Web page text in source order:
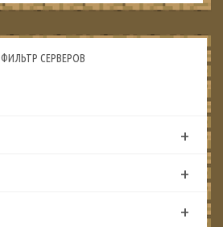
ФИЛЬТР СЕРВЕРОВ
+
+
+